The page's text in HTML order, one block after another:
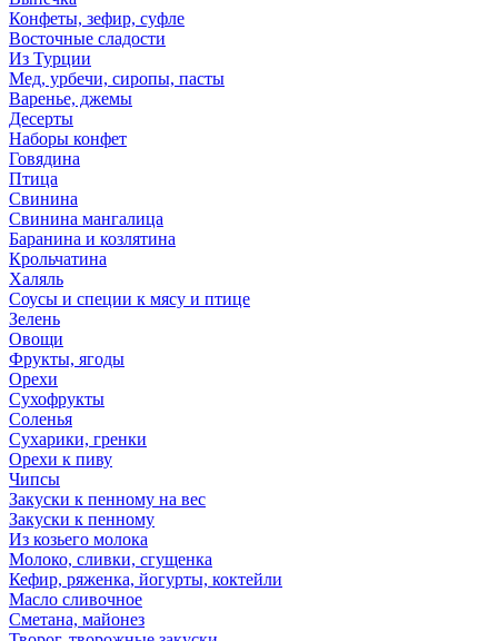
Конфеты, зефир, суфле
Восточные сладости
Из Турции
Мед, урбечи, сиропы, пасты
Варенье, джемы
Десерты
Наборы конфет
Говядина
Птица
Свинина
Свинина мангалица
Баранина и козлятина
Крольчатина
Халяль
Соусы и специи к мясу и птице
Зелень
Овощи
Фрукты, ягоды
Орехи
Сухофрукты
Соленья
Сухарики, гренки
Орехи к пиву
Чипсы
Закуски к пенному на вес
Закуски к пенному
Из козьего молока
Молоко, сливки, сгущенка
Кефир, ряженка, йогурты, коктейли
Масло сливочное
Сметана, майонез